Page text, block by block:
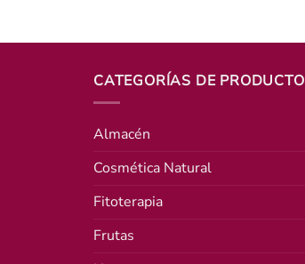
CATEGORÍAS DE PRODUCTO
Almacén
Cosmética Natural
Fitoterapia
Frutas